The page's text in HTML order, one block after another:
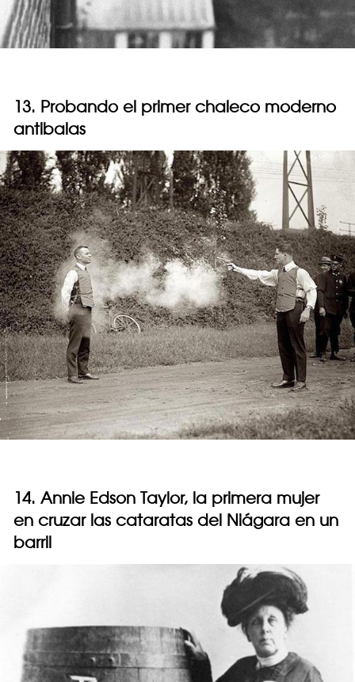
13. Probando el primer chaleco moderno
antibalas
14. Annie Edson Taylor, la primera mujer
en cruzar las cataratas del Niágara en un
barril